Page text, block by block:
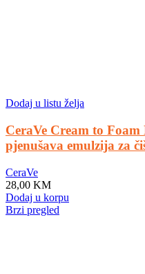
Dodaj u listu želja
CeraVe Cream to
pjenušava emulzija za
CeraVe
28,00 KM
Dodaj u korpu
Brzi pregled